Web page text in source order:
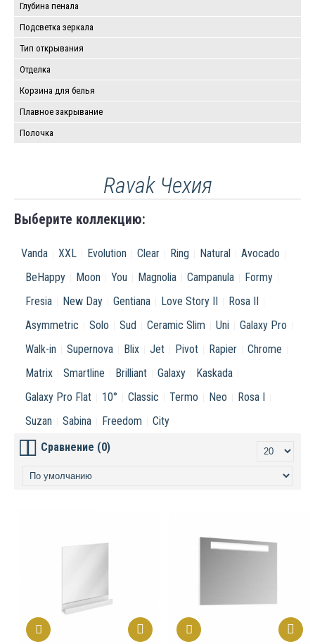
Глубина пенала
Подсветка зеркала
Тип открывания
Отделка
Корзина для белья
Плавное закрывание
Полочка
Ravak Чехия
Выберите коллекцию:
Vanda XXL Evolution Clear Ring Natural
Avocado
BeHappy
Moon You Magnolia Campanula
Formy
Fresia
New Day Gentiana Love Story II
Rosa II
Asymmetric
Solo Sud Ceramic Slim Uni
Galaxy Pro
Walk-in
Supernova Blix Jet Pivot Rapier
Chrome
Matrix
Smartline Brilliant Galaxy
Kaskada
Galaxy Pro Flat
10° Classic Termo Neo
Rosa I
Suzan
Sabina Freedom
City
Сравнение (0)